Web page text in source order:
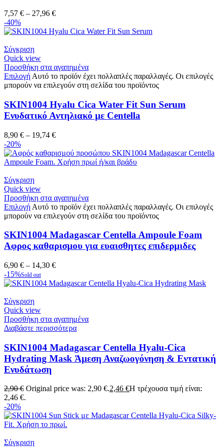
7,57 € – 27,96 €
-40%
Σύγκριση
Quick view
Προσθήκη στα αγαπημένα
Επιλογή Αυτό το προϊόν έχει πολλαπλές παραλλαγές. Οι επιλογές
μπορούν να επιλεγούν στη σελίδα του προϊόντος
SKIN1004 Hyalu Cica Water Fit Sun Serum
Ενυδατικό Αντηλιακό με Centella
8,90 € – 19,74 €
-20%
Σύγκριση
Quick view
Προσθήκη στα αγαπημένα
Επιλογή Αυτό το προϊόν έχει πολλαπλές παραλλαγές. Οι επιλογές
μπορούν να επιλεγούν στη σελίδα του προϊόντος
SKIN1004 Madagascar Centella Ampoule Foam
Αφρος καθαρισμου για ευαισθητες επιδερμιδες
6,90 € – 14,30 €
-15%Sold out
Σύγκριση
Quick view
Προσθήκη στα αγαπημένα
Διαβάστε περισσότερα
SKIN1004 Madagascar Centella Hyalu-Cica
Hydrating Mask Άμεση Αναζωογόνηση & Εντατική
Ενυδάτωση
2,90€ Original price was: 2,90 €.2,46 €Η τρέχουσα τιμή είναι:
2,46 €.
-20%
Σύγκριση